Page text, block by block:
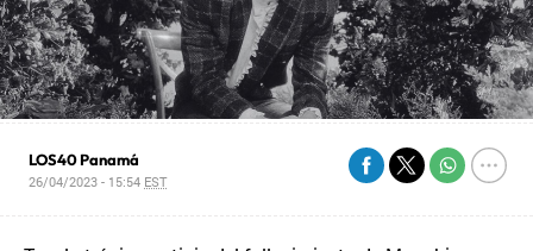
LOS40 Panamá
26/04/2023 - 15:54 EST